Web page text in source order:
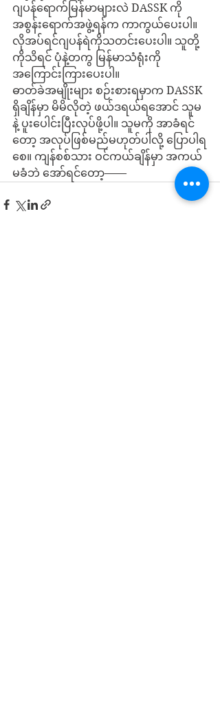
ဂျပန်ရောက်မြန်မာများလဲ DASSK ကို
အစွန်းရောက်အဖွဲ့ရန်က ကာကွယ်ပေးပါ။
လိုအပ်ရင်ဂျပန်ရဲကိုသတင်းပေးပါ။ သူတို့
ကိုသိရင် ပုံနဲ့တကွ မြန်မာသံရုံးကို
အကြောင်းကြားပေးပါ။
ဓာတ်ခဲအမျိုးများ စဉ်းစားရမှာက DASSK
ရှိချိန်မှာ မိမိလိုတဲ့ ဖယ်ဒရယ်ရအောင် သူမ
နဲ့ ပူးပေါင်းပြီးလုပ်ဖို့ပါ။ သူမကို အာခံရင်
တော့ အလုပ်ဖြစ်မည်မဟုတ်ပါလို့ ပြောပါရ
စေ။ ကျန်စစ်သား ဝင်ကယ်ချိန်မှာ အကယ်
မခံဘဲ အော်ရင်တော့——